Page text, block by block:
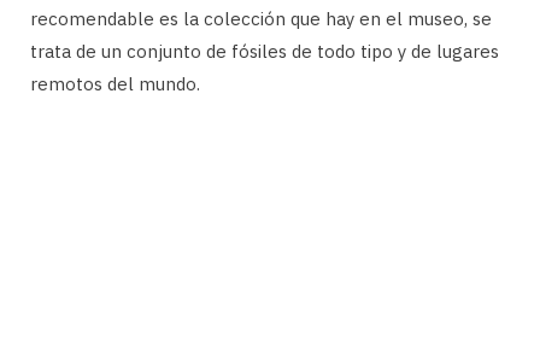
recomendable es la colección que hay en el museo, se
trata de un conjunto de fósiles de todo tipo y de lugares
remotos del mundo.